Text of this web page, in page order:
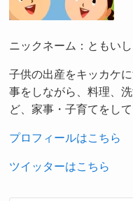
ニックネーム：ともいし
子供の出産をキッカケ
事をしながら、料理、
ど、家事・子育てをし
プロフィールはこちら
ツイッターはこちら